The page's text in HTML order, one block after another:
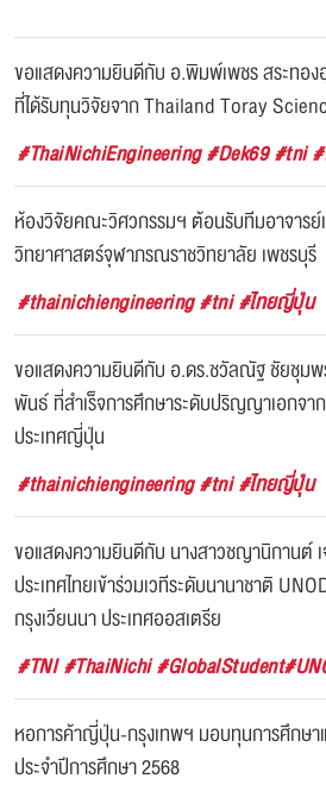
ขอแสดงความยินดีกับ อ.พิมพ์เพชร สระทอ
ที่ได้รับทุนวิจัยจาก Thailand Toray
#ThaiNichiEngineering #Dek69 #tni
ห้องวิจัยคณะวิศวกรรมฯ ต้อนรับทีมอาจารย์
วิทยาศาสตร์จุฬาภรณราชวิทยาลัย เพชรบุรี
#thainichiengineering #tni #ไทยญี่ปุ่น
ขอแสดงความยินดีกับ อ.ดร.ชวัลณัฐ ชัยชุมพ
พันธ์ ที่สำเร็จการศึกษาระดับปริญญาเอกจ
ประเทศญี่ปุ่น
#thainichiengineering #tni #ไทยญี่ปุ่น
ขอแสดงความยินดีกับ นางสาวชญานิกานต์
ประเทศไทยเข้าร่วมเวทีระดับนานาชาติ
กรุงเวียนนา ประเทศออสเตรีย
#TNI #ThaiNichi
หอการค้าญี่ปุ่น-กรุงเทพฯ มอบทุนการศึกษ
ประจำปีการศึกษา 2568